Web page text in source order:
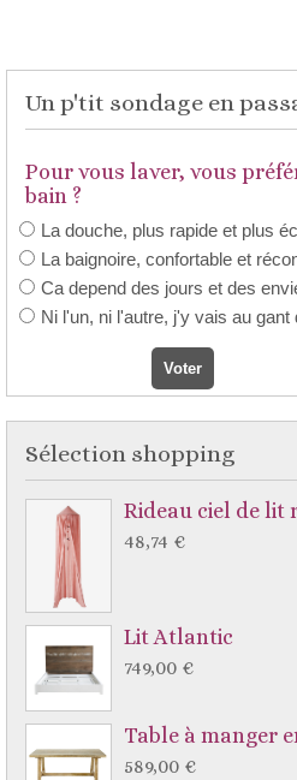
Un p'tit sondage en
Pour vous laver, vous
bain ?
La douche, plus rapide et plus
La baignoire, confortable et
Ca depend des jours et des
Ni l'un, ni l'autre, j'y vais au gant
Sélection shopping
Rideau ciel de lit
48,74 €
Lit Atlantic
749,00 €
Table à manger
589,00 €